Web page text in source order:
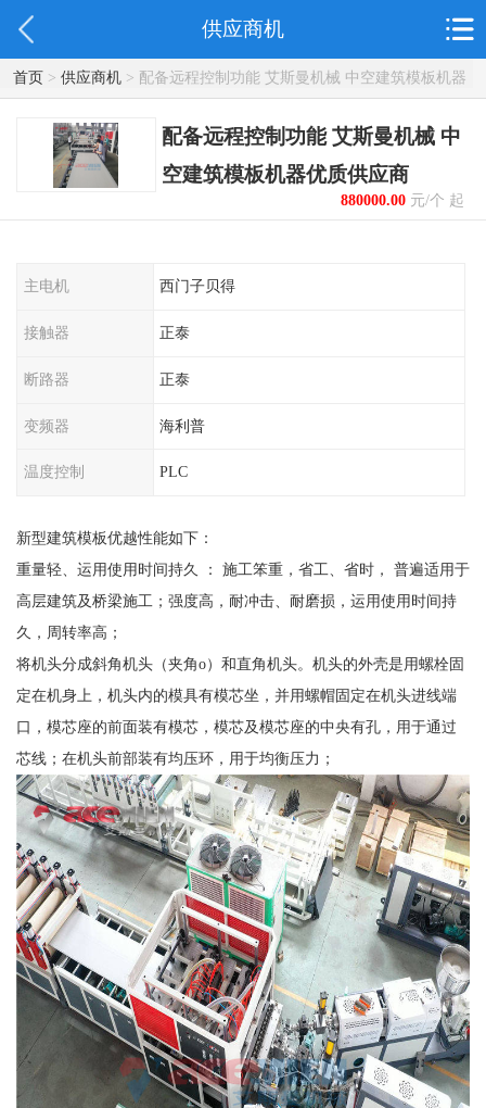
供应商机
首页> 供应商机> 配备远程控制功能 艾斯曼机械 中空建筑模板机器
优质供应商
配备远程控制功能 艾斯曼机械 中
空建筑模板机器优质供应商
880000.00元/个 起
主电机 西门子贝得
接触器 正泰
断路器 正泰
变频器 海利普
温度控制 PLC
新型建筑模板优越性能如下：
重量轻、运用使用时间持久 ： 施工笨重，省工、省时， 普遍适用于
高层建筑及桥梁施工；强度高，耐冲击、耐磨损，运用使用时间持
久，周转率高；
将机头分成斜角机头（夹角o）和直角机头。机头的外壳是用螺栓固
定在机身上，机头内的模具有模芯坐，并用螺帽固定在机头进线端
口，模芯座的前面装有模芯，模芯及模芯座的中央有孔，用于通过
芯线；在机头前部装有均压环，用于均衡压力；